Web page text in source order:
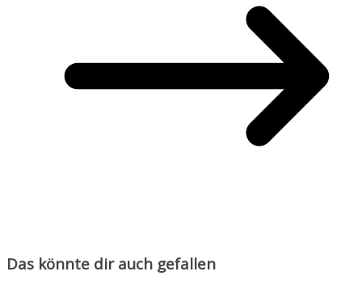
Das könnte dir auch gefallen